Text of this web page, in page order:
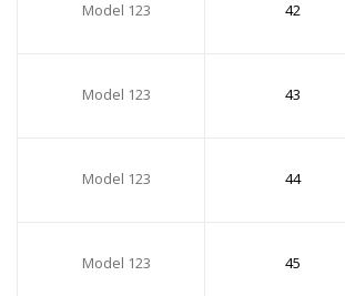
Model 123 42
Model 123 43
Model 123 44
Model 123 45